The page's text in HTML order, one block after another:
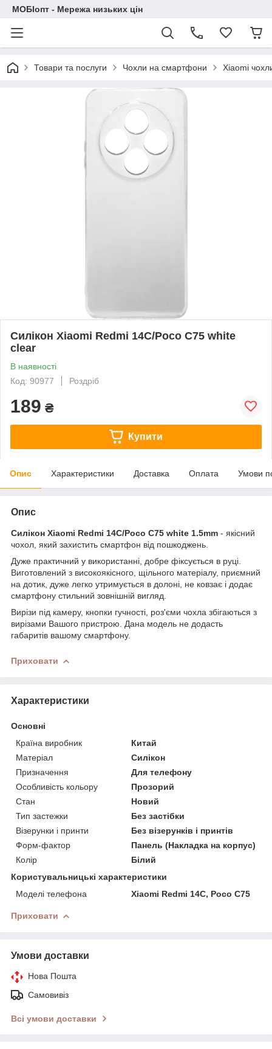
МОБІопт - Мережа низьких цін
Товари та послуги Чохли на смартфони Xiaomi
Силікон Xiaomi Redmi 14C/Poco C75 white
clear
В наявності
Код: 90977
Роздріб
189 ₴
Купити
Опис Характеристики Доставка Оплата Умови
Опис
Силікон Xiaomi Redmi 14C/Poco C75 white 1.5mm - якісний
чохол, який захистить смартфон від пошкоджень.
Дуже практичний у використанні, добре фіксується в руці.
Виготовлений з високоякісного, щільного матеріалу, приємний
на дотик, дуже легко утримується в долоні, не ковзає і додає
смартфону стильний зовнішній вигляд.
Вирізи під камеру, кнопки гучності, роз'єми чохла збігаються з
вирізами Вашого пристрою. Дана модель не додасть
габаритів вашому смартфону.
Приховати
Характеристики
Основні
Країна виробник
Китай
Матеріал
Силікон
Призначення
Для телефону
Особливість кольору
Прозорий
Стан
Новий
Тип застежки
Без застібки
Візерунки і принти
Без візерунків і принтів
Форм-фактор
Панель (Накладка на корпус)
Колір
Білий
Користувальницькі характеристики
Моделі телефона
Xiaomi Redmi 14C, Poco C75
Приховати
Умови доставки
Нова Пошта
Самовивіз
Всі умови доставки